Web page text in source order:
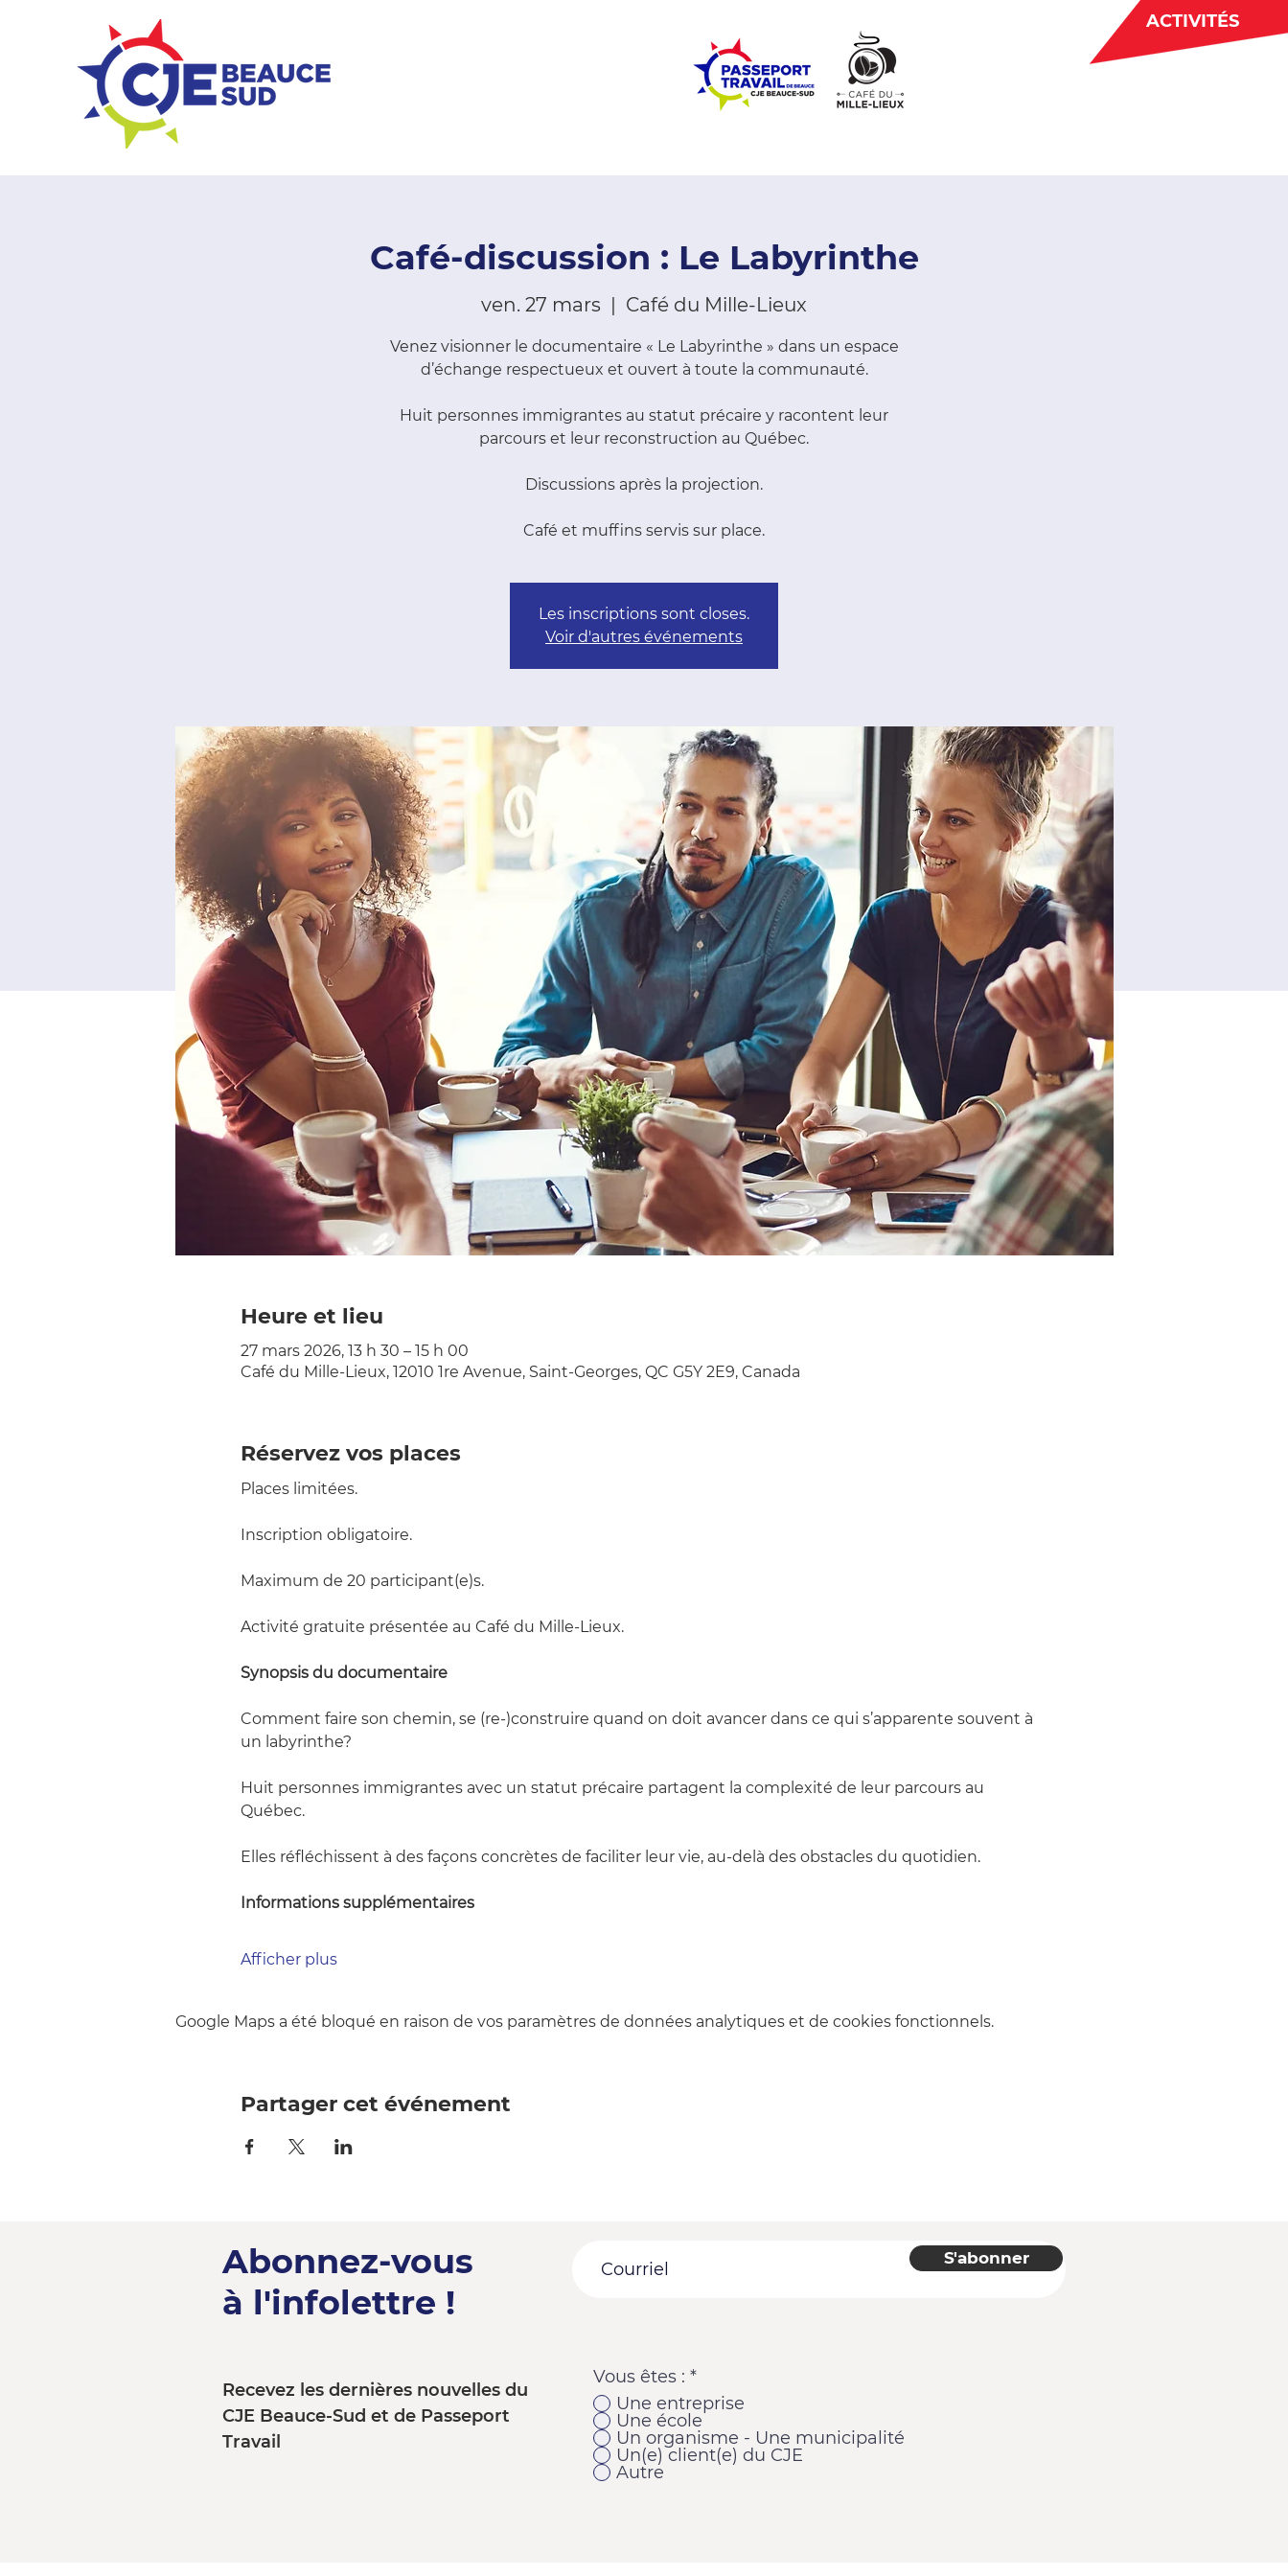
ACTIVITÉS
Café-discussion : Le Labyrinthe
ven. 27 mars
  |
Café du Mille-Lieux
Venez visionner le documentaire « Le Labyrinthe » dans un espace
d’échange respectueux et ouvert à toute la communauté.
Huit personnes immigrantes au statut précaire y racontent leur
parcours et leur reconstruction au Québec.
Discussions après la projection.
Café et muffins servis sur place.
Les inscriptions sont closes.
Voir d'autres événements
Heure et lieu
27 mars 2026, 13 h 30 – 15 h 00
Café du Mille-Lieux, 12010 1re Avenue, Saint-Georges, QC G5Y 2E9, Canada
Réservez vos places
Places limitées.
Inscription obligatoire.
Maximum de 20 participant(e)s.
Activité gratuite présentée au Café du Mille-Lieux.
Synopsis du documentaire
Comment faire son chemin, se (re-)construire quand on doit avancer dans ce qui s’apparente souvent à
un labyrinthe?
Huit personnes immigrantes avec un statut précaire partagent la complexité de leur parcours au
Québec.
Elles réfléchissent à des façons concrètes de faciliter leur vie, au-delà des obstacles du quotidien.
Informations supplémentaires
Afficher plus
Google Maps a été bloqué en raison de vos paramètres de données analytiques et de cookies fonctionnels.
Partager cet événement
Abonnez-vous
à l'infolettre !
Recevez les dernières nouvelles du
CJE Beauce-Sud et de Passeport
Travail
S'abonner
Vous êtes : *
Une entreprise
Une école
Un organisme - Une municipalité
Un(e) client(e) du CJE
Autre